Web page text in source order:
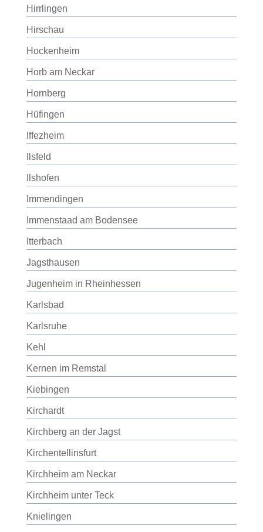
Hirrlingen
Hirschau
Hockenheim
Horb am Neckar
Hornberg
Hüfingen
Iffezheim
Ilsfeld
Ilshofen
Immendingen
Immenstaad am Bodensee
Itterbach
Jagsthausen
Jugenheim in Rheinhessen
Karlsbad
Karlsruhe
Kehl
Kernen im Remstal
Kiebingen
Kirchardt
Kirchberg an der Jagst
Kirchentellinsfurt
Kirchheim am Neckar
Kirchheim unter Teck
Knielingen